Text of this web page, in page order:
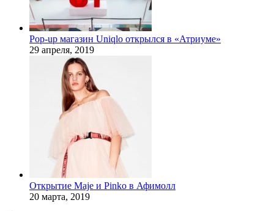
Pop-up магазин Uniqlo открылся в «Атриуме»
29 апреля, 2019
Открытие Maje и Pinko в Афимолл
20 марта, 2019